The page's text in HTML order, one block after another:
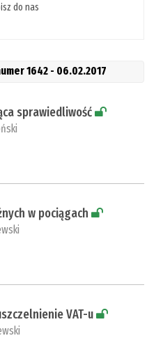
do nas
1642 - 06.02.2017
sprawiedliwość
w pociągach
VAT-u